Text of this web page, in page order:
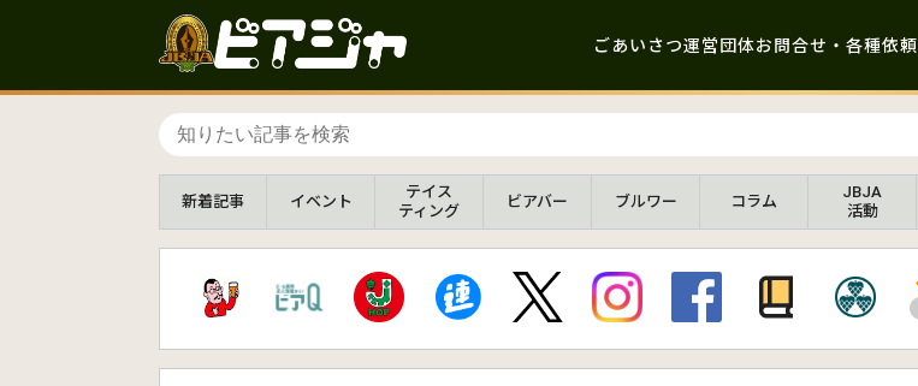
ごあいさつ運営団体お問合せ・各種依頼
新着記事 イベント
テイス
ティング
ビアバー ブルワー コラム
JBJA
活動